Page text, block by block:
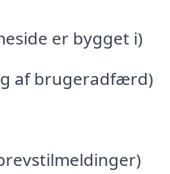
er bygget i)
af brugeradfærd)